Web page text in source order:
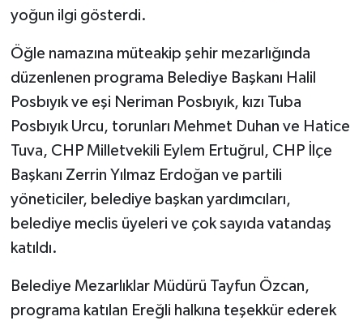
yoğun ilgi gösterdi.
Öğle namazına müteakip şehir mezarlığında
düzenlenen programa Belediye Başkanı Halil
Posbıyık ve eşi Neriman Posbıyık, kızı Tuba
Posbıyık Urcu, torunları Mehmet Duhan ve Hatice
Tuva, CHP Milletvekili Eylem Ertuğrul, CHP İlçe
Başkanı Zerrin Yılmaz Erdoğan ve partili
yöneticiler, belediye başkan yardımcıları,
belediye meclis üyeleri ve çok sayıda vatandaş
katıldı.
Belediye Mezarlıklar Müdürü Tayfun Özcan,
programa katılan Ereğli halkına teşekkür ederek